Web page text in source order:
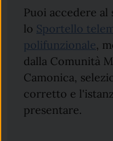
Puoi accedere
lo Sportello
polifunzionale,
dalla Comunità
Camonica,
corretto e
presentare.